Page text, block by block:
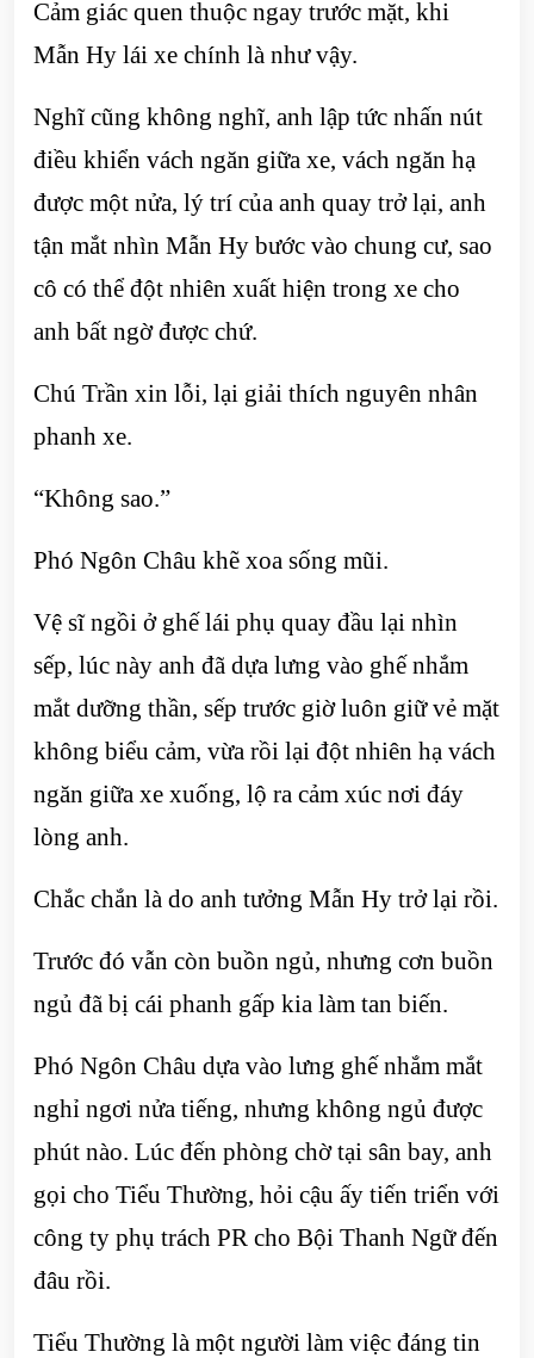
Cảm giác quen thuộc ngay trước mặt, khi
Mẫn Hy lái xe chính là như vậy.
Nghĩ cũng không nghĩ, anh lập tức nhấn nút
điều khiển vách ngăn giữa xe, vách ngăn hạ
được một nửa, lý trí của anh quay trở lại, anh
tận mắt nhìn Mẫn Hy bước vào chung cư, sao
cô có thể đột nhiên xuất hiện trong xe cho
anh bất ngờ được chứ.
Chú Trần xin lỗi, lại giải thích nguyên nhân
phanh xe.
“Không sao.”
Phó Ngôn Châu khẽ xoa sống mũi.
Vệ sĩ ngồi ở ghế lái phụ quay đầu lại nhìn
sếp, lúc này anh đã dựa lưng vào ghế nhắm
mắt dưỡng thần, sếp trước giờ luôn giữ vẻ mặt
không biểu cảm, vừa rồi lại đột nhiên hạ vách
ngăn giữa xe xuống, lộ ra cảm xúc nơi đáy
lòng anh.
Chắc chắn là do anh tưởng Mẫn Hy trở lại rồi.
Trước đó vẫn còn buồn ngủ, nhưng cơn buồn
ngủ đã bị cái phanh gấp kia làm tan biến.
Phó Ngôn Châu dựa vào lưng ghế nhắm mắt
nghỉ ngơi nửa tiếng, nhưng không ngủ được
phút nào. Lúc đến phòng chờ tại sân bay, anh
gọi cho Tiểu Thường, hỏi cậu ấy tiến triển với
công ty phụ trách PR cho Bội Thanh Ngữ đến
đâu rồi.
Tiểu Thường là một người làm việc đáng tin